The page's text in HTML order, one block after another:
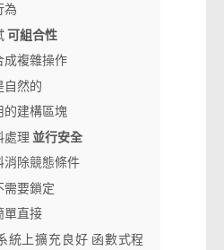
為
可組合性
複雜操作
自然的
建構區塊
處理並行安全
消除競態條件
要鎖定
單直接
統上擴充良好 函數式程